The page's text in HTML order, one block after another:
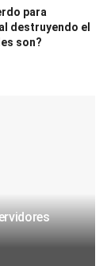
para
destruyendo el
son?